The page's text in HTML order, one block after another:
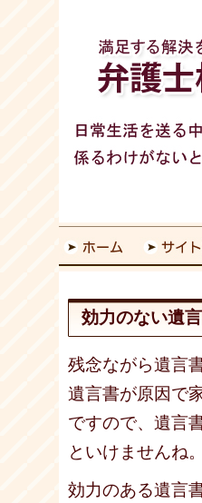
効力のない遺
残念ながら遺言
遺言書が原因で
ですので、遺言
といけませんね。
効力のある遺言